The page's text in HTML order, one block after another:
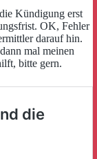
Kündigung erst
OK, Fehler
darauf hin.
mal meinen
bitte gern.